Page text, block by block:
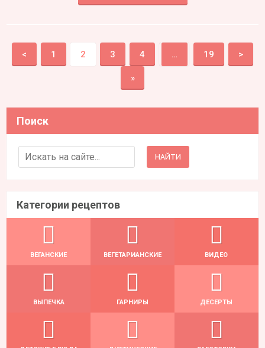
< 1 2 3 4 … 19 >
»
Поиск
Search for:
Категории рецептов
ВЕГАНСКИЕ ВЕГЕТАРИАНСКИЕ ВИДЕО
ВЫПЕЧКА ГАРНИРЫ ДЕСЕРТЫ